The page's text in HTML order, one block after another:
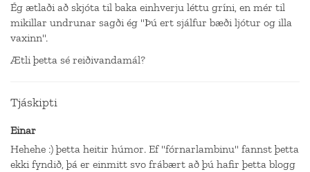
Ég ætlaði að skjóta til baka einhverju léttu gríni, en mér til
mikillar undrunar sagði ég "Þú ert sjálfur bæði ljótur og illa
vaxinn".
Ætli þetta sé reiðivandamál?
Tjáskipti
Einar
Hehehe :) þetta heitir húmor. Ef "fórnarlambinu" fannst þetta
ekki fyndið, þá er einmitt svo frábært að þú hafir þetta blogg